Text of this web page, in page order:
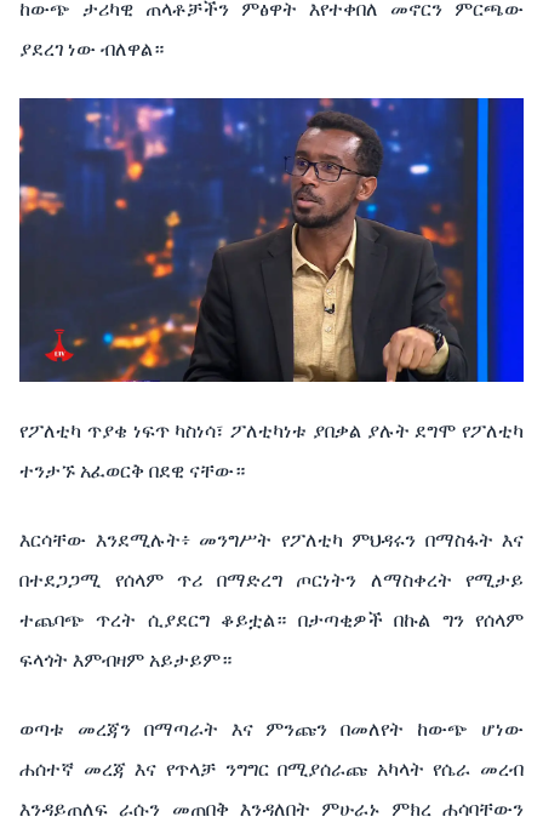
ከውጭ ታሪካዊ ጠላቶቻችን ምፅዋት እየተቀበለ መኖርን ምርጫው
ያደረገ ነው ብለዋል።
የፖለቲካ ጥያቄ ነፍጥ ካስነሳ፣ ፖለቲካነቱ ያበቃል ያሉት ደግሞ የፖለቲካ
ተንታኙ አፈወርቅ በደዊ ናቸው።
እርሳቸው እንደሚሉት፥ መንግሥት የፖለቲካ ምህዳሩን በማስፋት እና
በተደጋጋሚ የሰላም ጥሪ በማድረግ ጦርነትን ለማስቀረት የሚታይ
ተጨባጭ ጥረት ሲያደርግ ቆይቷል። በታጣቂዎች በኩል ግን የሰላም
ፍላጎት እምብዛም አይታይም።
ወጣቱ መረጃን በማጣራት እና ምንጩን በመለየት ከውጭ ሆነው
ሐሰተኛ መረጃ እና የጥላቻ ንግግር በሚያሰራጩ አካላት የሴራ መረብ
እንዳይጠለፍ ራሱን መጠበቅ እንዳለበት ምሁራኑ ምክረ ሐሳባቸውን